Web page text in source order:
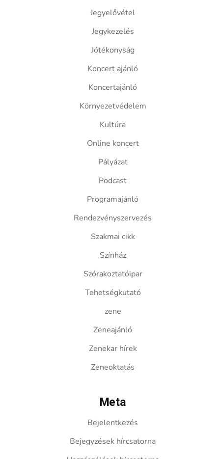
Jegyelővétel
Jegykezelés
Jótékonyság
Koncert ajánló
Koncertajánló
Környezetvédelem
Kultúra
Online koncert
Pályázat
Podcast
Programajánló
Rendezvényszervezés
Szakmai cikk
Színház
Szórakoztatóipar
Tehetségkutató
zene
Zeneajánló
Zenekar hírek
Zeneoktatás
Meta
Bejelentkezés
Bejegyzések hírcsatorna